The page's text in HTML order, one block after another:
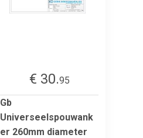
€ 30.95
Gb
Universeelspouwank
er 260mm diameter